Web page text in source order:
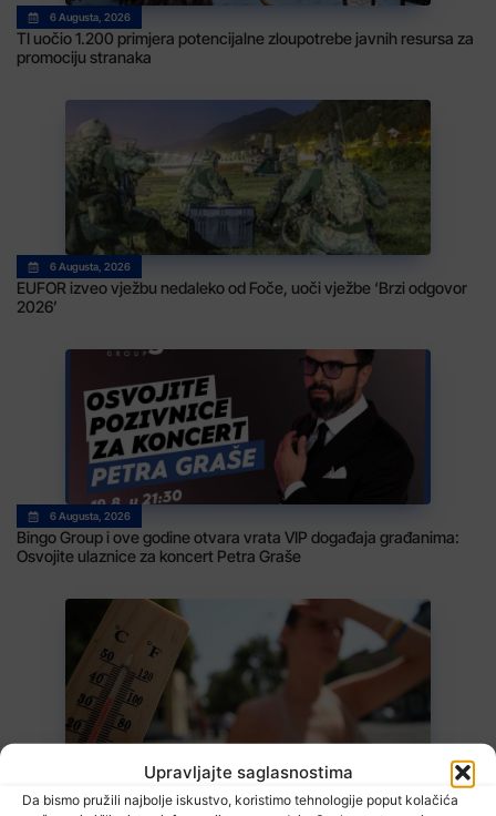
Upravljajte saglasnostima
Da bismo pružili najbolje iskustvo, koristimo tehnologije poput kolačića
6 Augusta, 2026
TI uočio 1.200 primjera potencijalne zloupotrebe javnih resursa za
promociju stranaka
6 Augusta, 2026
EUFOR izveo vježbu nedaleko od Foče, uoči vježbe ‘Brzi odgovor
2026’
6 Augusta, 2026
Bingo Group i ove godine otvara vrata VIP događaja građanima:
Osvojite ulaznice za koncert Petra Graše
Danas u BiH sunčano i vruće, temperature od 34 do 41 stepen